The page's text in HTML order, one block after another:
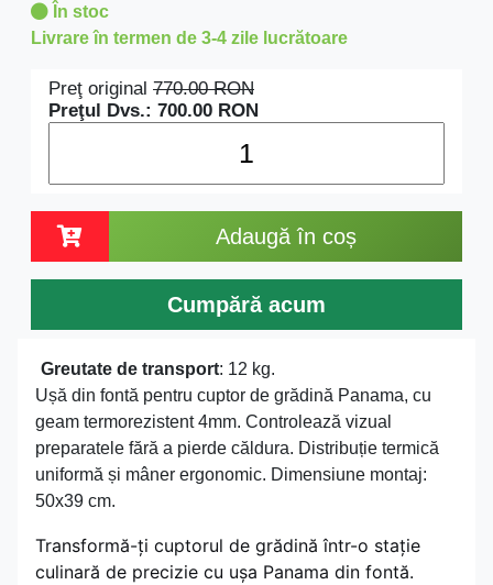
În stoc
Livrare în termen de 3-4 zile lucrătoare
Preţ original 770.00RON
Preţul Dvs.: 700.00 RON
Adaugă în coș
Cumpără acum
Greutate de transport: 12 kg.
Ușă din fontă pentru cuptor de grădină Panama, cu
geam termorezistent 4mm. Controlează vizual
preparatele fără a pierde căldura. Distribuție termică
uniformă și mâner ergonomic. Dimensiune montaj:
50x39 cm.
Transformă-ți cuptorul de grădină într-o stație
culinară de precizie cu ușa Panama din fontă.